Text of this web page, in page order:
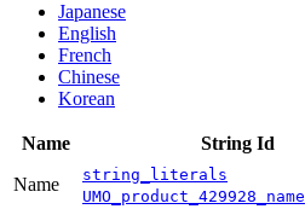
Japanese
English
French
Chinese
Korean
Name String Id
Name
string_literals
UMO_product_429928_name